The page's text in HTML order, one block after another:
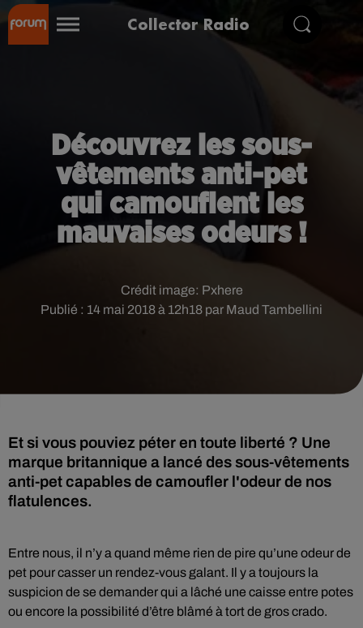
Collector Radio
Découvrez les sous-
vêtements anti-pet
qui camouflent les
mauvaises odeurs !
Publié : 14 mai 2018 à 12h18 par Maud Tambellini
Crédit image: Pxhere
Et si vous pouviez péter en toute liberté ? Une
marque britannique a lancé des sous-vêtements
anti-pet capables de camoufler l'odeur de nos
flatulences.
Entre nous, il n’y a quand même rien de pire qu’une odeur de
pet pour casser un rendez-vous galant. Il y a toujours la
suspicion de se demander qui a lâché une caisse entre potes
ou encore la possibilité d’être blâmé à tort de gros crado.